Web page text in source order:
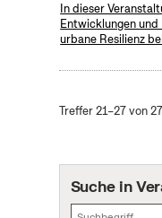
In dieser
Entwicklungen
urbane Resilienz
Treffer 21–27 von 27
Suche in